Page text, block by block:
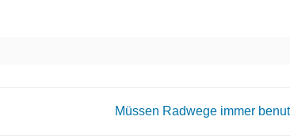
Müssen Radwege immer